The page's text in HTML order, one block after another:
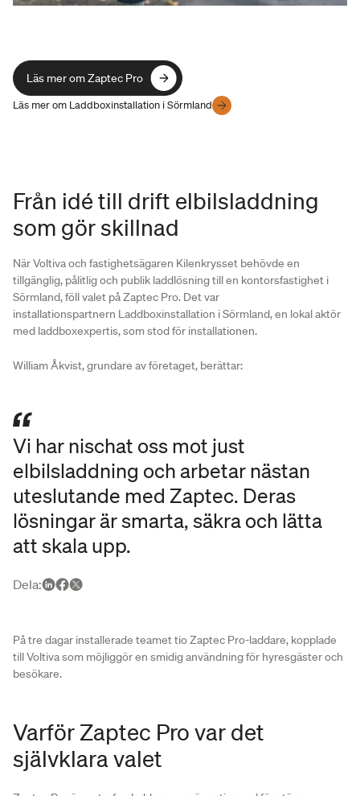
Läs mer om Zaptec Pro
Läs mer om Zaptec Pro
Läs mer om Laddboxinstallation i Sörmland
Från idé till drift elbilsladdning
som gör skillnad
När Voltiva och fastighetsägaren Kilenkrysset behövde en
tillgänglig, pålitlig och publik laddlösning till en kontorsfastighet i
Sörmland, föll valet på Zaptec Pro. Det var
installationspartnern Laddboxinstallation i Sörmland, en lokal aktör
med laddboxexpertis, som stod för installationen.
William Åkvist, grundare av företaget, berättar:
Vi har nischat oss mot just
elbilsladdning och arbetar nästan
uteslutande med Zaptec. Deras
lösningar är smarta, säkra och lätta
att skala upp.
Dela:
På tre dagar installerade teamet tio Zaptec Pro-laddare, kopplade
till Voltiva som möjliggör en smidig användning för hyresgäster och
besökare.
Varför Zaptec Pro var det
självklara valet